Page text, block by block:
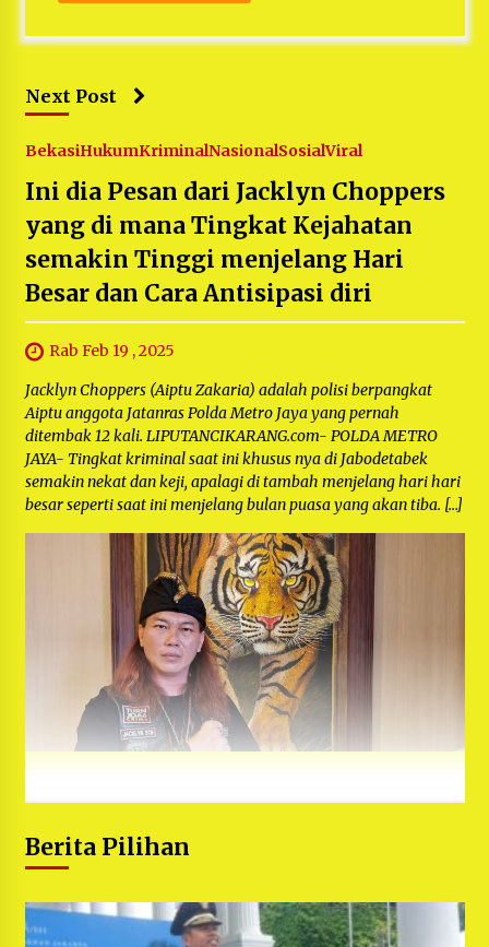
Next Post
BekasiHukumKriminalNasionalSosialViral
Ini dia Pesan dari Jacklyn Choppers
yang di mana Tingkat Kejahatan
semakin Tinggi menjelang Hari
Besar dan Cara Antisipasi diri
Rab Feb 19 , 2025
Jacklyn Choppers (Aiptu Zakaria) adalah polisi berpangkat
Aiptu anggota Jatanras Polda Metro Jaya yang pernah
ditembak 12 kali. LIPUTANCIKARANG.com- POLDA METRO
JAYA- Tingkat kriminal saat ini khusus nya di Jabodetabek
semakin nekat dan keji, apalagi di tambah menjelang hari hari
besar seperti saat ini menjelang bulan puasa yang akan tiba. […]
Berita Pilihan